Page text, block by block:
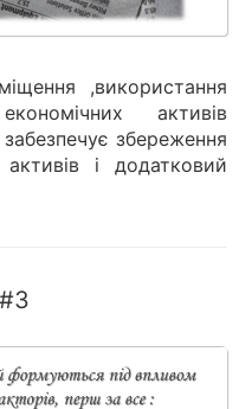
,використання
активів
збереження
і додатковий